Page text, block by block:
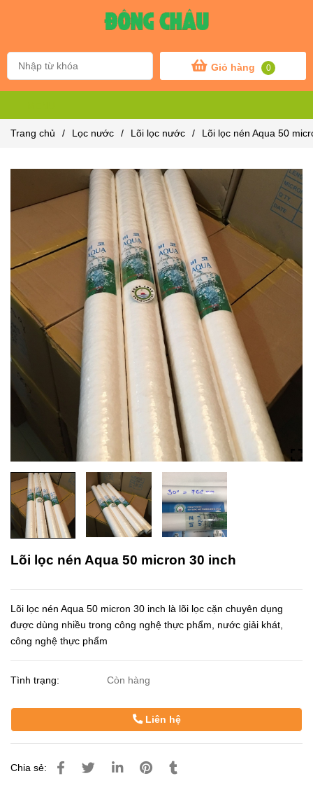
Giỏ hàng 0
Trang chủ / Lọc nước / Lõi lọc nước / Lõi lọc nén Aqua 50
Lõi lọc nén Aqua 50 micron 30 inch
Lõi lọc nén Aqua 50 micron 30 inch là lõi lọc cặn chuyên dụng
được dùng nhiều trong công nghệ thực phẩm, nước giải khát,
công nghệ thực phẩm
Tình trạng: Còn hàng
Liên hệ
Chia sẻ: